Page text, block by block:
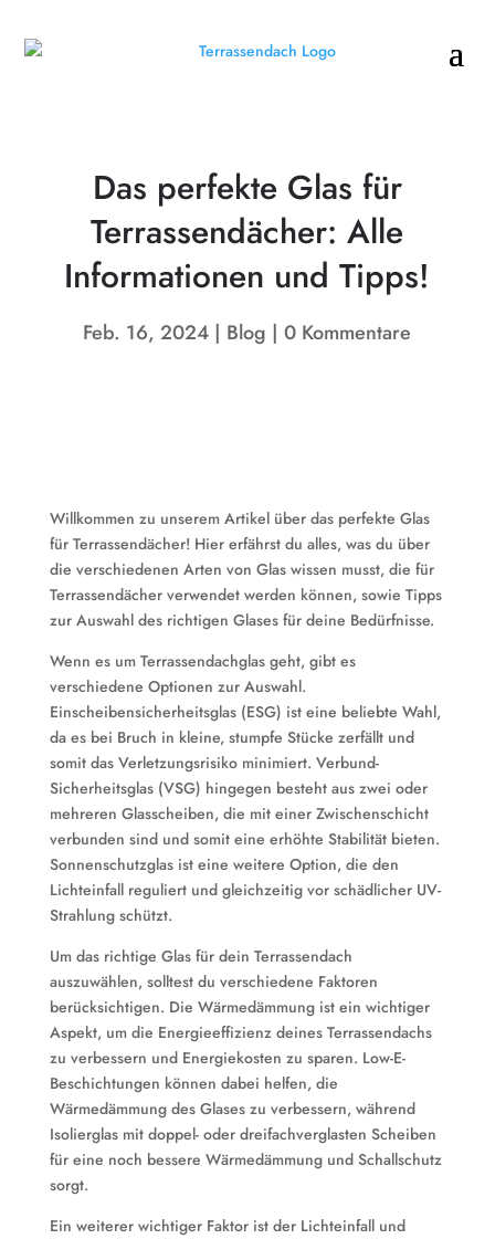
Das perfekte Glas für
Terrassendächer: Alle
Informationen und Tipps!
Feb. 16, 2024 Blog 0 Kommentare
Willkommen zu unserem Artikel über das perfekte Glas
für Terrassendächer! Hier erfährst du alles, was du über
die verschiedenen Arten von Glas wissen musst, die für
Terrassendächer verwendet werden können, sowie Tipps
zur Auswahl des richtigen Glases für deine Bedürfnisse.
Wenn es um Terrassendachglas geht, gibt es
verschiedene Optionen zur Auswahl.
Einscheibensicherheitsglas (ESG) ist eine beliebte Wahl,
da es bei Bruch in kleine, stumpfe Stücke zerfällt und
somit das Verletzungsrisiko minimiert. Verbund-
Sicherheitsglas (VSG) hingegen besteht aus zwei oder
mehreren Glasscheiben, die mit einer Zwischenschicht
verbunden sind und somit eine erhöhte Stabilität bieten.
Sonnenschutzglas ist eine weitere Option, die den
Lichteinfall reguliert und gleichzeitig vor schädlicher UV-
Strahlung schützt.
Um das richtige Glas für dein Terrassendach
auszuwählen, solltest du verschiedene Faktoren
berücksichtigen. Die Wärmedämmung ist ein wichtiger
Aspekt, um die Energieeffizienz deines Terrassendachs
zu verbessern und Energiekosten zu sparen. Low-E-
Beschichtungen können dabei helfen, die
Wärmedämmung des Glases zu verbessern, während
Isolierglas mit doppel- oder dreifachverglasten Scheiben
für eine noch bessere Wärmedämmung und Schallschutz
sorgt.
Ein weiterer wichtiger Faktor ist der Lichteinfall und